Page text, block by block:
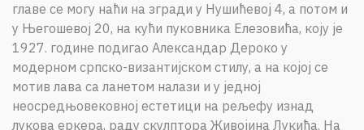
главе се могу наћи на згради у Нушићевој 4, а потом и
у Његошевој 20, на кући пуковника Елезовића, коју је
1927. године подигао Александар Дероко у
модерном српско-византијском стилу, а на којој се
мотив лава са ланетом налази и у једној
неосредњовековној естетици на рељефу изнад
лукова еркера, раду скулптора Живојина Лукића. На